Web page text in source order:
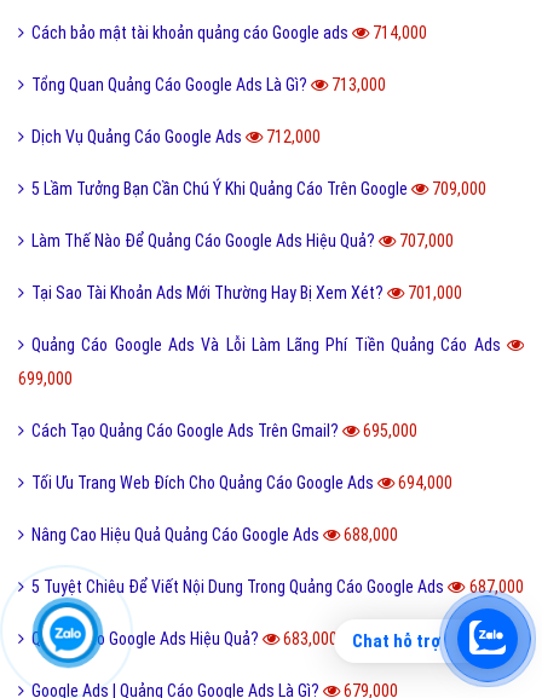
Cách bảo mật tài khoản quảng cáo Google ads 714,000
Tổng Quan Quảng Cáo Google Ads Là Gì? 713,000
Dịch Vụ Quảng Cáo Google Ads 712,000
5 Lầm Tưởng Bạn Cần Chú Ý Khi Quảng Cáo Trên Google 709,000
Làm Thế Nào Để Quảng Cáo Google Ads Hiệu Quả? 707,000
Tại Sao Tài Khoản Ads Mới Thường Hay Bị Xem Xét? 701,000
Quảng Cáo Google Ads Và Lỗi Làm Lãng Phí Tiền Quảng Cáo Ads
699,000
Cách Tạo Quảng Cáo Google Ads Trên Gmail? 695,000
Tối Ưu Trang Web Đích Cho Quảng Cáo Google Ads 694,000
Nâng Cao Hiệu Quả Quảng Cáo Google Ads 688,000
5 Tuyệt Chiêu Để Viết Nội Dung Trong Quảng Cáo Google Ads 687,000
Quảng Cáo Google Ads Hiệu Quả? 683,000
Google Ads | Quảng Cáo Google Ads Là Gì? 679,000
Chat hỗ trợ